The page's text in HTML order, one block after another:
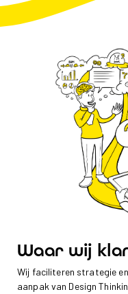
Waar wij
Wij faciliteren strategie
aanpak van Design